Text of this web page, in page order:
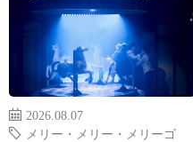
2026.08.07
メリー・メリー・メリーゴ